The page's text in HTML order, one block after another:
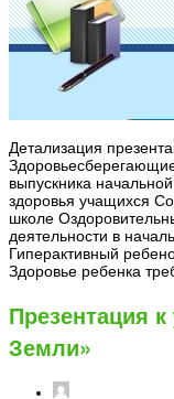
Детализация
выпускника
здоровья учащихся
школе
деятельности в
Гиперактивный
Здоровье ребенка
Презентация
Земли»